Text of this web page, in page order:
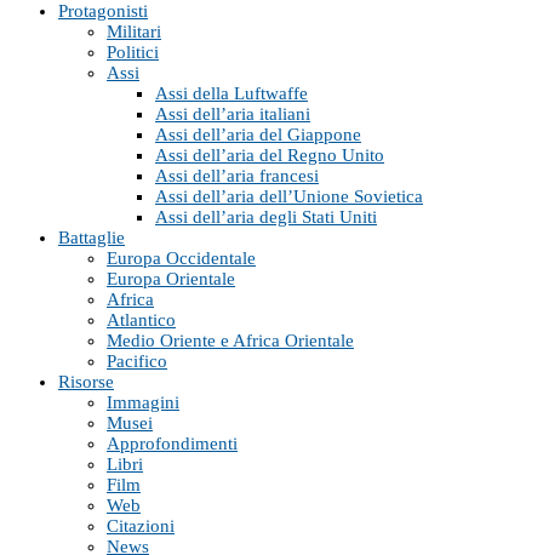
Protagonisti
Militari
Politici
Assi
Assi della Luftwaffe
Assi dell’aria italiani
Assi dell’aria del Giappone
Assi dell’aria del Regno Unito
Assi dell’aria francesi
Assi dell’aria dell’Unione Sovietica
Assi dell’aria degli Stati Uniti
Battaglie
Europa Occidentale
Europa Orientale
Africa
Atlantico
Medio Oriente e Africa Orientale
Pacifico
Risorse
Immagini
Musei
Approfondimenti
Libri
Film
Web
Citazioni
News